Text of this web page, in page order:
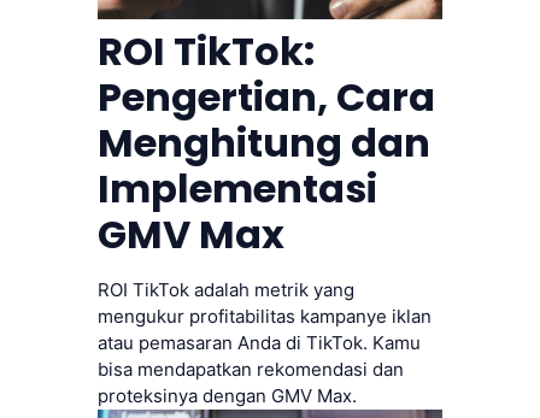
ROI TikTok:
Pengertian, Cara
Menghitung dan
Implementasi
GMV Max
ROI TikTok adalah metrik yang
mengukur profitabilitas kampanye iklan
atau pemasaran Anda di TikTok. Kamu
bisa mendapatkan rekomendasi dan
proteksinya dengan GMV Max.